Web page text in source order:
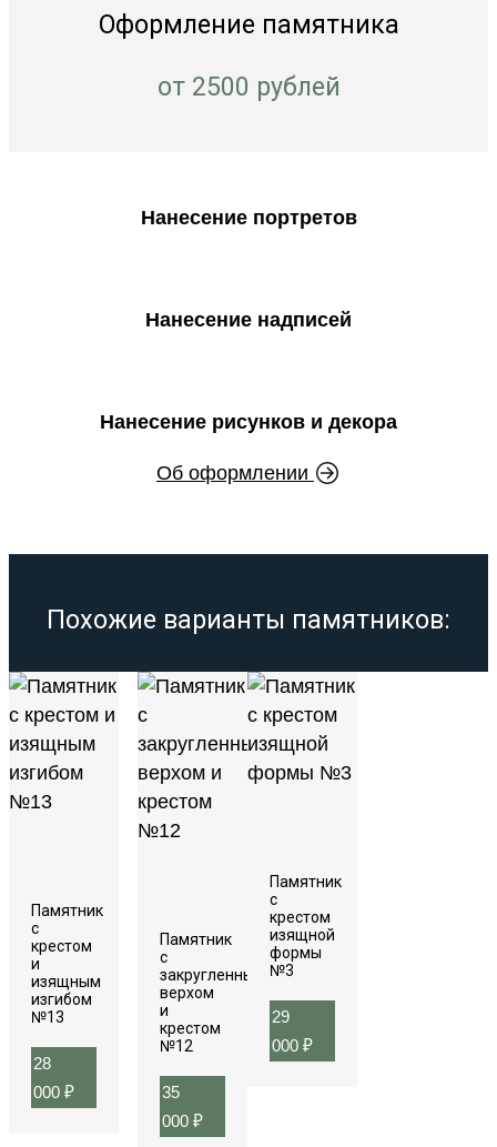
Оформление памятника
от 2500 рублей
Нанесение портретов
Нанесение надписей
Нанесение рисунков и декора
Об оформлении
Похожие варианты памятников:
Памятник
с
крестом
и
изящным
изгибом
№13
28
000 ₽
Памятник
с
закругленным
верхом
и
крестом
№12
35
000 ₽
Памятник
с
крестом
изящной
формы
№3
29
000 ₽